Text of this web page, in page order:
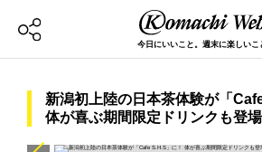
今日にいいこと。週末に楽しいこ
新潟初上陸の日本茶体験が「
体が喜ぶ期間限定ドリンクも登